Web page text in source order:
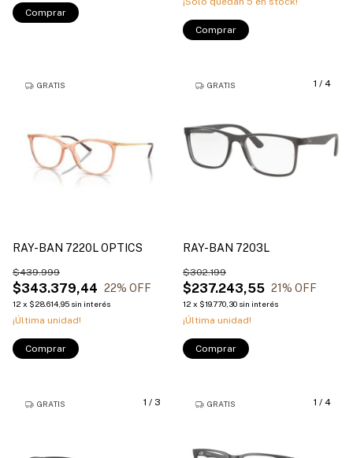
Comprar
Comprar
GRATIS
RAY-BAN 7220L OPTICS
$343.379,44
$439.999
22% OFF
12 x $28.614,95 sin interés
¡Última unidad!
Comprar
1 / 4
GRATIS
RAY-BAN 7203L
$237.243,55
$302.199
21% OFF
12 x $19.770,30 sin interés
¡Última unidad!
Comprar
1 / 3
GRATIS 1 / 4
GRATIS